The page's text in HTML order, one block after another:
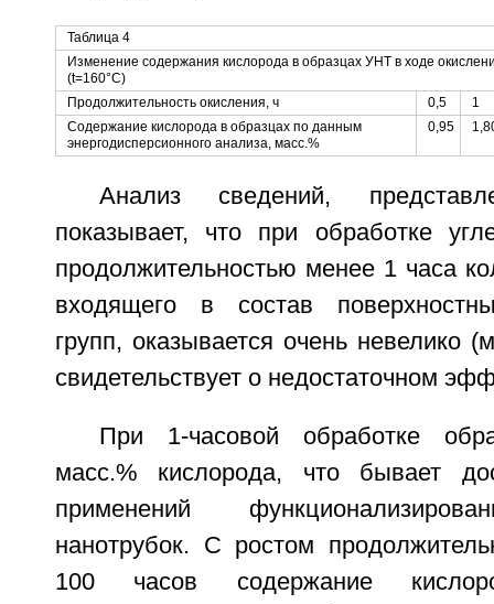
Таблица 4
Изменение содержания кислорода в образцах УНТ в ходе
(t=160°С)
Продолжительность окисления, ч
0,5
1
Содержание кислорода в образцах по данным
энергодисперсионного анализа, масс.%
0,95
Анализ сведений,
показывает, что при обработке
продолжительностью менее 1 часа
входящего в состав
групп, оказывается очень невелико
свидетельствует о недостаточном
При 1-часовой обработке
масс.% кислорода, что бывает
применений
нанотрубок. С ростом
100 часов содержание